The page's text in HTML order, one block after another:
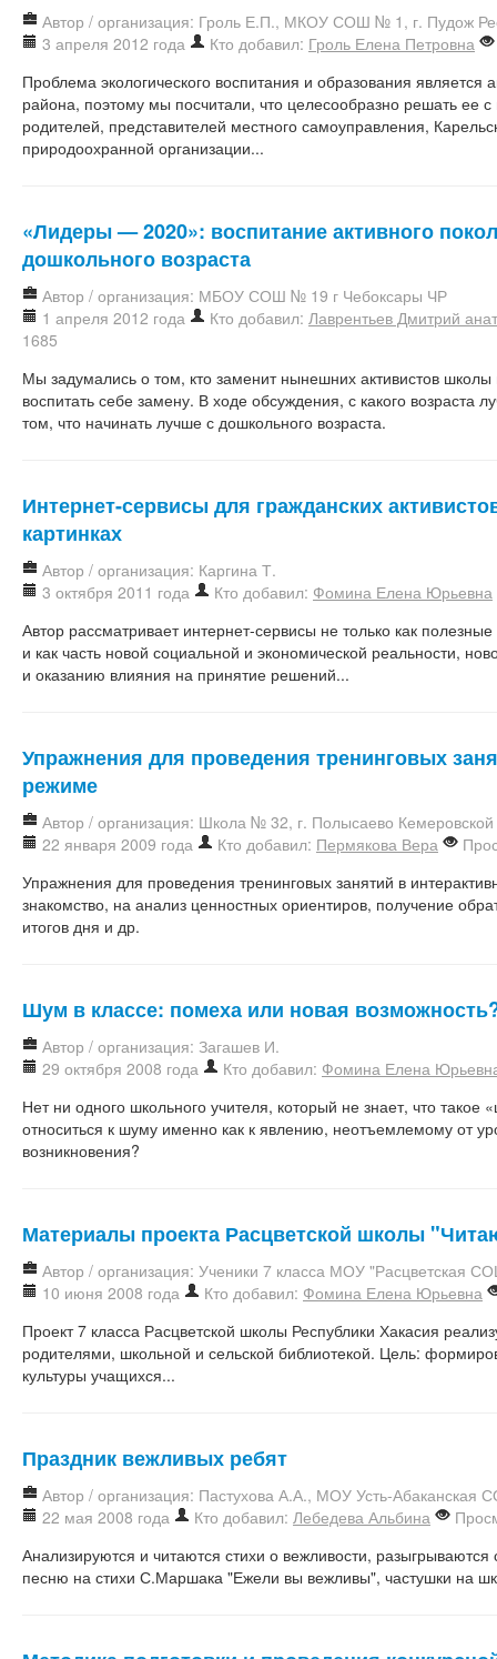
Автор / организация: Гроль Е.П., МКОУ СОШ № 1, г. Пудож
3 апреля 2012 года
Кто добавил: Гроль Елена Петровна
Проблема экологического воспитания и образования является
района, поэтому мы посчитали, что целесообразно решать ее
родителей, представителей местного самоуправления,
природоохранной организации...
«Лидеры — 2020»: воспитание активного
дошкольного возраста
Автор / организация: МБОУ СОШ № 19 г Чебоксары ЧР
1 апреля 2012 года
Кто добавил: Лаврентьев Дмитрий
1685
Мы задумались о том, кто заменит нынешних активистов
воспитать себе замену. В ходе обсуждения, с какого возраста
том, что начинать лучше с дошкольного возраста.
Интернет-сервисы для гражданских
картинках
Автор / организация: Каргина Т.
3 октября 2011 года
Кто добавил: Фомина Елена Юрьевна
Автор рассматривает интернет-сервисы не только как
и как часть новой социальной и экономической реальности,
и оказанию влияния на принятие решений...
Упражнения для проведения тренинговых
режиме
Автор / организация: Школа № 32, г. Полысаево Кемеровской
22 января 2009 года
Кто добавил: Пермякова Вера
Упражнения для проведения тренинговых занятий в
знакомство, на анализ ценностных ориентиров, получение
итогов дня и др.
Шум в классе: помеха или новая
Автор / организация: Загашев И.
29 октября 2008 года
Кто добавил: Фомина Елена
Нет ни одного школьного учителя, который не знает, что
относиться к шуму именно как к явлению, неотъемлемому от
возникновения?
Материалы проекта Расцветской школы
Автор / организация: Ученики 7 класса МОУ "Расцветская
10 июня 2008 года
Кто добавил: Фомина Елена Юрьевна
Проект 7 класса Расцветской школы Республики Хакасия
родителями, школьной и сельской библиотекой. Цель:
культуры учащихся...
Праздник вежливых ребят
Автор / организация: Пастухова А.А., МОУ Усть-Абаканская
22 мая 2008 года
Кто добавил: Лебедева Альбина
Анализируются и читаются стихи о вежливости,
песню на стихи С.Маршака "Ежели вы вежливы", частушки на